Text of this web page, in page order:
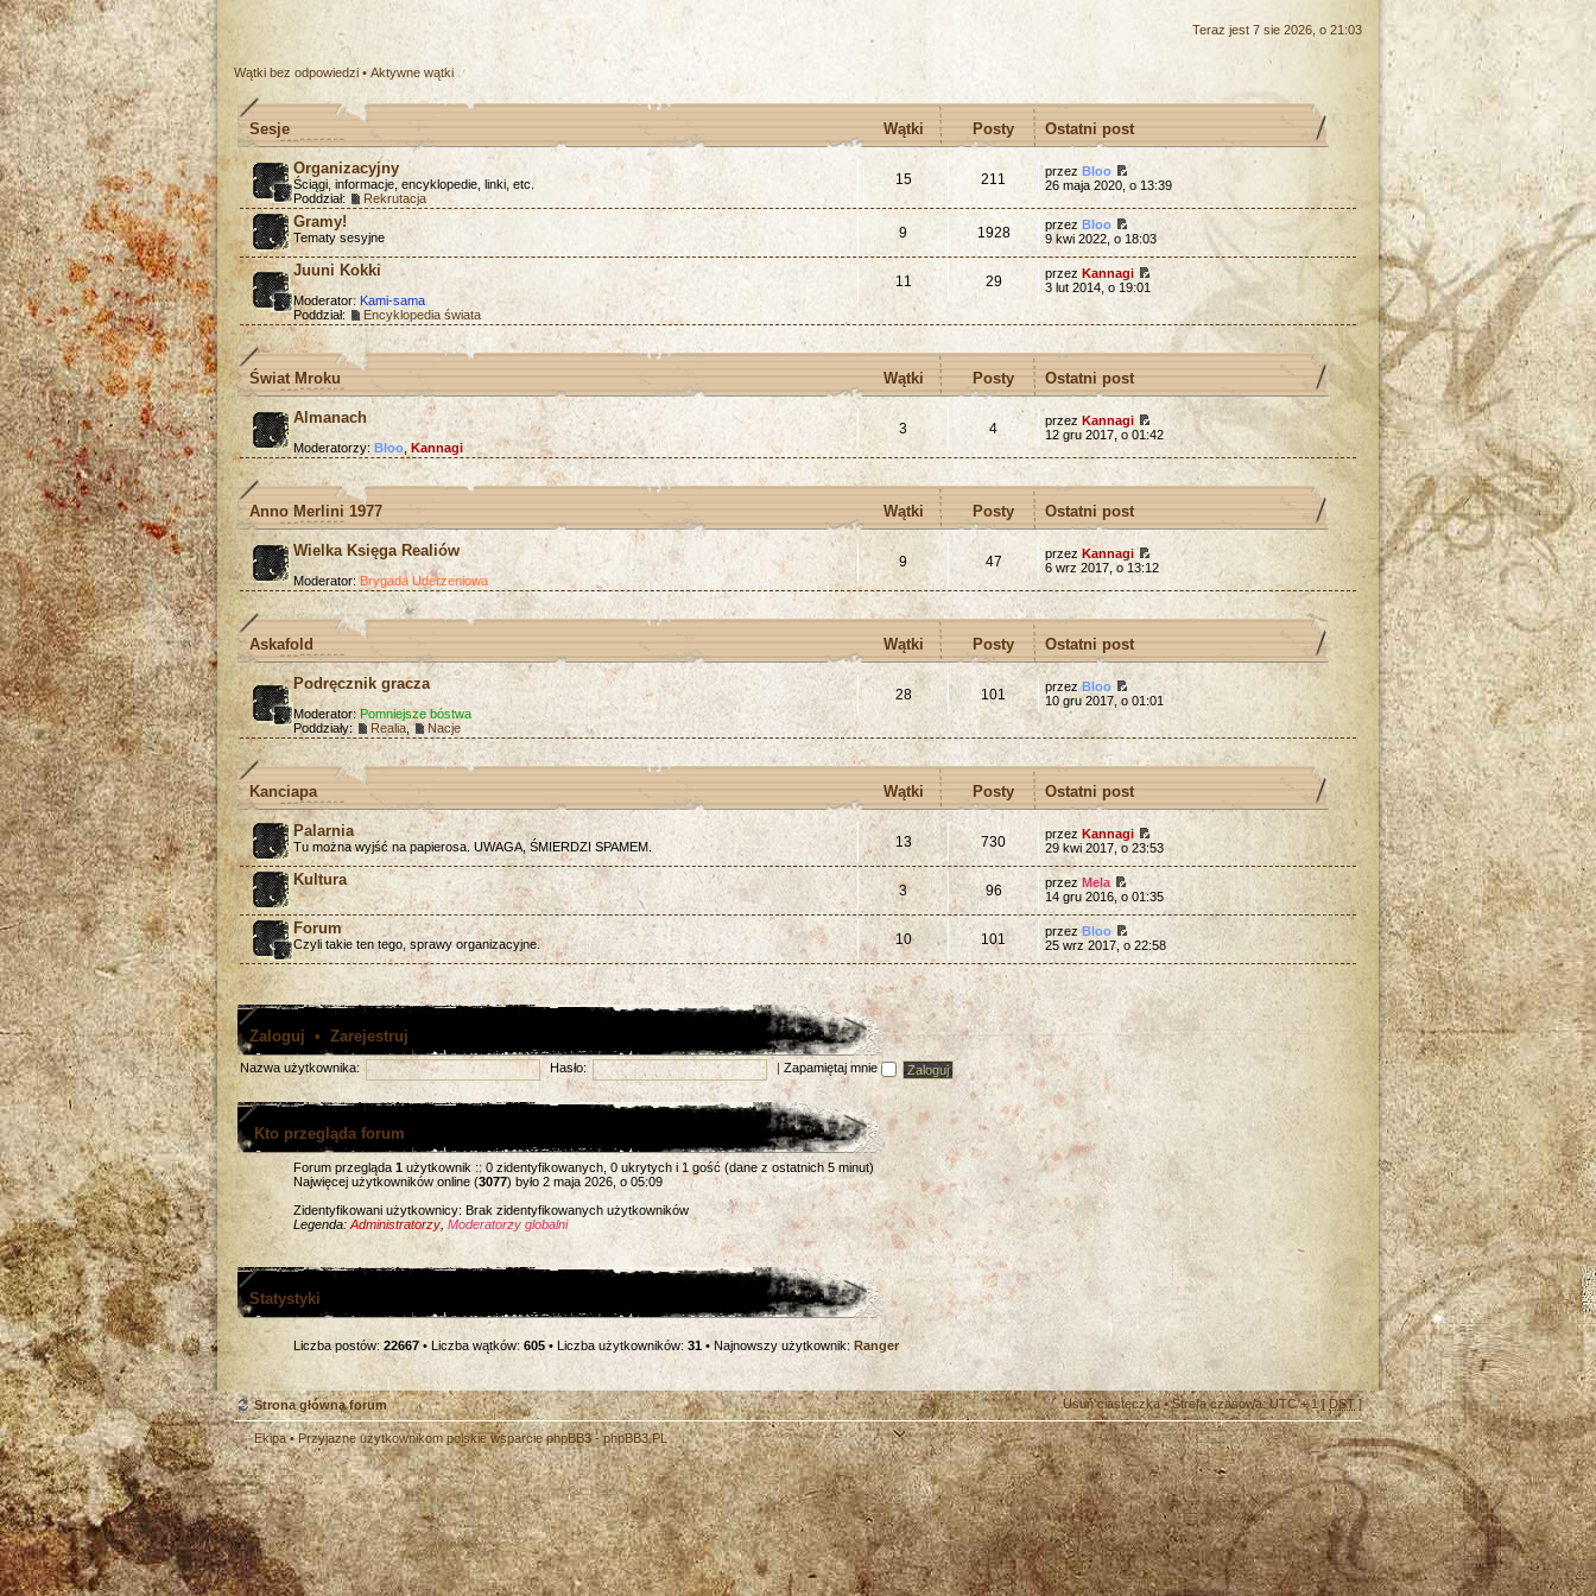
Teraz jest 7 sie 2026, o 21:03
Wątki bez odpowiedzi•Aktywne wątki
Sesje Wątki Posty Ostatni post
Organizacyjny
Ściągi, informacje, encyklopedie, linki, etc.
Poddział:
Rekrutacja
15 211 przezBloo
26 maja 2020, o 13:39
Gramy!
Tematy sesyjne 9 1928 przezBloo
9 kwi 2022, o 18:03
Juuni Kokki
Moderator: Kami-sama
Poddział:
Encyklopedia świata
11 29 przezKannagi
3 lut 2014, o 19:01
Świat Mroku Wątki Posty Ostatni post
Almanach
Moderatorzy: Bloo Kannagi
3 4 przezKannagi
12 gru 2017, o 01:42
Anno Merlini 1977 Wątki Posty Ostatni post
Wielka Księga Realiów
Moderator: Brygada Uderzeniowa
9 47 przezKannagi
6 wrz 2017, o 13:12
Askafold Wątki Posty Ostatni post
Podręcznik gracza
Moderator: Pomniejsze bóstwa
Poddziały:
Realia, Nacje
28 101 przezBloo
10 gru 2017, o 01:01
Kanciapa Wątki Posty Ostatni post
Palarnia
Tu można wyjść na papierosa. UWAGA, ŚMIERDZI SPAMEM. 13 730 przezKannagi
29 kwi 2017, o 23:53
Kultura
3 96 przezMela
14 gru 2016, o 01:35
Forum
Czyli takie ten tego, sprawy organizacyjne. 10 101 przezBloo
25 wrz 2017, o 22:58
Zaloguj • Zarejestruj
Nazwa użytkownika: Hasło: Zapamiętaj mnie
Kto przegląda forum
Forum przegląda 1 użytkownik :: 0 zidentyfikowanych, 0 ukrytych i 1 gość (dane z ostatnich 5 minut)
Najwięcej użytkowników online (3077) było 2 maja 2026, o 05:09
Zidentyfikowani użytkownicy: Brak zidentyfikowanych użytkowników
Legenda: Administratorzy Moderatorzy globalni
Statystyki
Liczba postów: 22667 • Liczba wątków: 605 • Liczba użytkowników: 31 • Najnowszy użytkownik: Ranger
Strona główna forum Usuń ciasteczka• Strefa czasowa: UTC + 1 [DST]
Ekipa• Przyjazne użytkownikom polskie wsparcie phpBB3 -phpBB3.PL